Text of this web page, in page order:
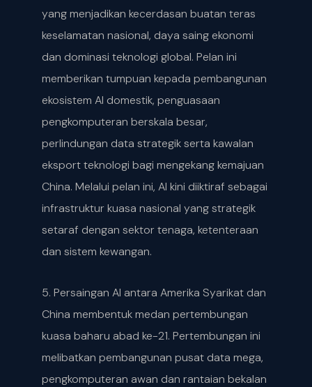
yang menjadikan kecerdasan buatan teras
keselamatan nasional, daya saing ekonomi
dan dominasi teknologi global. Pelan ini
memberikan tumpuan kepada pembangunan
ekosistem AI domestik, penguasaan
pengkomputeran berskala besar,
perlindungan data strategik serta kawalan
eksport teknologi bagi mengekang kemajuan
China. Melalui pelan ini, AI kini diiktiraf sebagai
infrastruktur kuasa nasional yang strategik
setaraf dengan sektor tenaga, ketenteraan
dan sistem kewangan.
5. Persaingan AI antara Amerika Syarikat dan
China membentuk medan pertembungan
kuasa baharu abad ke-21. Pertembungan ini
melibatkan pembangunan pusat data mega,
pengkomputeran awan dan rantaian bekalan